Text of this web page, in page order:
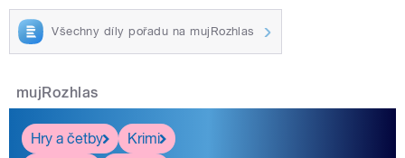
Všechny díly pořadu na mujRozhlas
mujRozhlas
Hry a četby Krimi